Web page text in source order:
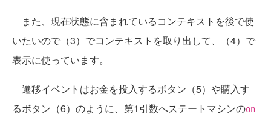
また、現在状態に含まれているコンテキストを後で使
いたいので（3）でコンテキストを取り出して、（4）で
表示に使っています。
遷移イベントはお金を投入するボタン（5）や購入す
るボタン（6）のように、第1引数へステートマシンのon